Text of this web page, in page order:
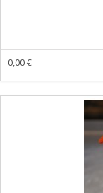
0,00 €